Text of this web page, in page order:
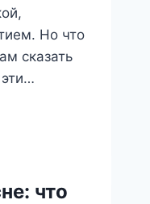
Но что
сказать
что